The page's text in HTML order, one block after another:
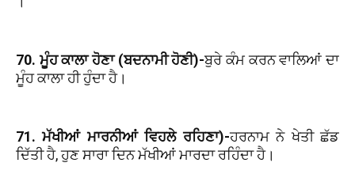
70. ਮੂੰਹ ਕਾਲਾ ਹੋਣਾ (ਬਦਨਾਮੀ ਹੋਣੀ)-ਬੁਰੇ ਕੰਮ ਕਰਨ ਵਾਲਿਆਂ ਦਾ
ਮੂੰਹ ਕਾਲਾ ਹੀ ਹੁੰਦਾ ਹੈ।
71. ਮੱਖੀਆਂ ਮਾਰਨੀਆਂ ਵਿਹਲੇ ਰਹਿਣਾ)-ਹਰਨਾਮ ਨੇ ਖੇਤੀ ਛੱਡ
ਦਿੱਤੀ ਹੈ, ਹੁਣ ਸਾਰਾ ਦਿਨ ਮੱਖੀਆਂ ਮਾਰਦਾ ਰਹਿੰਦਾ ਹੈ।